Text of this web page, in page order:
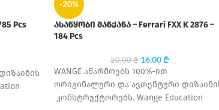
Pcs
-20%
ასაწყობი მანქანა – Ferrari FXX K 2876 –
184 Pcs
20.00₾ 16.00₾
WANGE აწარმოებს 100%-ით
ორიგინალური და ავთენტური
კონსტრუქტორებს. Wange Education